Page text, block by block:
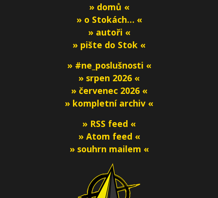
» domů «
» o Stokách… «
» autoři «
» pište do Stok «
» #ne_poslušnosti «
» srpen 2026 «
» červenec 2026 «
» kompletní archiv «
» RSS feed «
» Atom feed «
» souhrn mailem «